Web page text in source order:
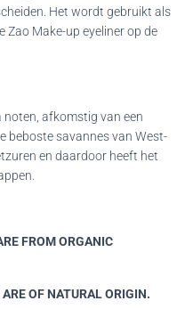
Het wordt gebruikt als
Zao Make-up eyeliner op de
afkomstig van een
beboste savannes van West-
en daardoor heeft het
FROM ORGANIC
OF NATURAL ORIGIN.